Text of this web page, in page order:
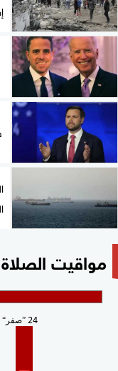
مواقيت الصلاة
24
صفر